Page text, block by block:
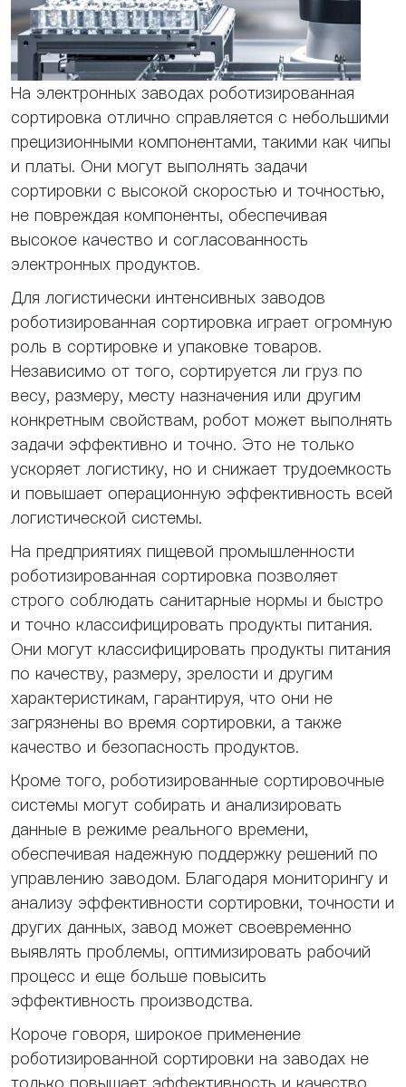
На электронных заводах роботизированная
сортировка отлично справляется с небольшими
прецизионными компонентами, такими как чипы
и платы. Они могут выполнять задачи
сортировки с высокой скоростью и точностью,
не повреждая компоненты, обеспечивая
высокое качество и согласованность
электронных продуктов.
Для логистически интенсивных заводов
роботизированная сортировка играет огромную
роль в сортировке и упаковке товаров.
Независимо от того, сортируется ли груз по
весу, размеру, месту назначения или другим
конкретным свойствам, робот может выполнять
задачи эффективно и точно. Это не только
ускоряет логистику, но и снижает трудоемкость
и повышает операционную эффективность всей
логистической системы.
На предприятиях пищевой промышленности
роботизированная сортировка позволяет
строго соблюдать санитарные нормы и быстро
и точно классифицировать продукты питания.
Они могут классифицировать продукты питания
по качеству, размеру, зрелости и другим
характеристикам, гарантируя, что они не
загрязнены во время сортировки, а также
качество и безопасность продуктов.
Кроме того, роботизированные сортировочные
системы могут собирать и анализировать
данные в режиме реального времени,
обеспечивая надежную поддержку решений по
управлению заводом. Благодаря мониторингу и
анализу эффективности сортировки, точности и
других данных, завод может своевременно
выявлять проблемы, оптимизировать рабочий
процесс и еще больше повысить
эффективность производства.
Короче говоря, широкое применение
роботизированной сортировки на заводах не